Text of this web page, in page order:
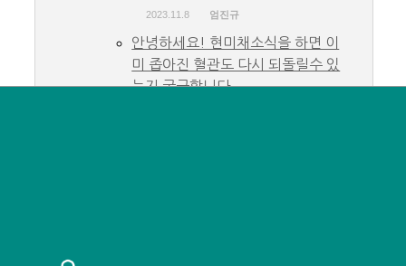
2023.11.8 엄진규
안녕하세요! 현미채소식을 하면 이
미 좁아진 혈관도 다시 되돌릴수 있
는지 궁금합니다....